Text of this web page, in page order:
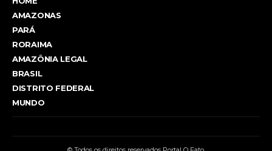
AMAZONAS
PARÁ
RORAIMA
AMAZÔNIA LEGAL
BRASIL
DISTRITO FEDERAL
MUNDO